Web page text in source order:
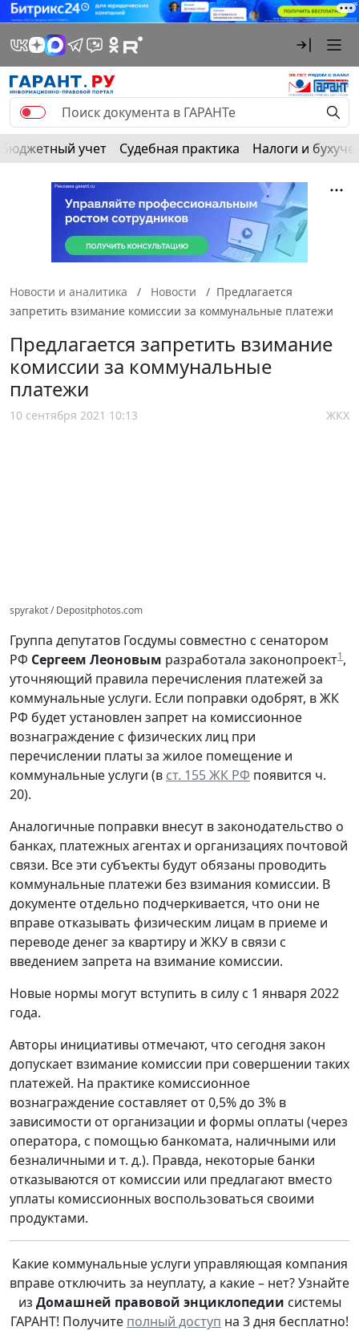
Бюджетный учет Судебная практика Налоги и
Новости и аналитика Новости
Предлагается
запретить взимание комиссии за коммунальные платежи
Предлагается запретить взимание
комиссии за коммунальные
платежи
10 сентября 2021 10:13 ЖКХ
spyrakot / Depositphotos.com
Группа депутатов Госдумы совместно с сенатором
РФ Сергеем Леоновым разработала законопроект1,
уточняющий правила перечисления платежей за
коммунальные услуги. Если поправки одобрят, в ЖК
РФ будет установлен запрет на комиссионное
вознаграждение с физических лиц при
перечислении платы за жилое помещение и
коммунальные услуги (в ст. 155 ЖК РФ появится ч.
20).
Аналогичные поправки внесут в законодательство о
банках, платежных агентах и организациях почтовой
связи. Все эти субъекты будут обязаны проводить
коммунальные платежи без взимания комиссии. В
документе отдельно подчеркивается, что они не
вправе отказывать физическим лицам в приеме и
переводе денег за квартиру и ЖКУ в связи с
введением запрета на взимание комиссии.
Новые нормы могут вступить в силу с 1 января 2022
года.
Авторы инициативы отмечают, что сегодня закон
допускает взимание комиссии при совершении таких
платежей. На практике комиссионное
вознаграждение составляет от 0,5% до 3% в
зависимости от организации и формы оплаты (через
оператора, с помощью банкомата, наличными или
безналичными и т. д.). Правда, некоторые банки
отказываются от комиссии или предлагают вместо
уплаты комиссионных воспользоваться своими
продуктами.
Какие коммунальные услуги управляющая компания
вправе отключить за неуплату, а какие – нет? Узнайте
из Домашней правовой энциклопедии системы
ГАРАНТ! Получите полный доступ на 3 дня бесплатно!